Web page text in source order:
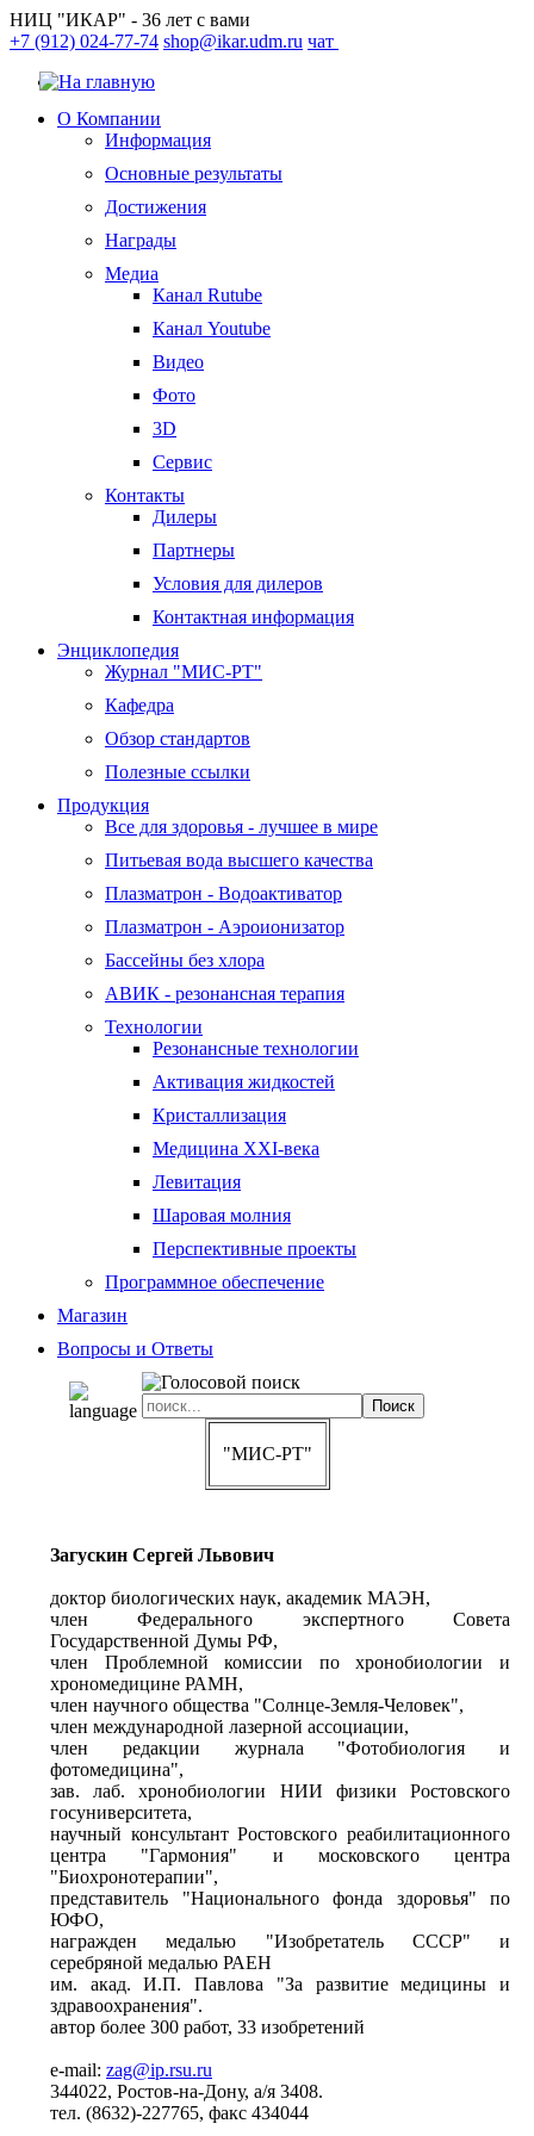
НИЦ "ИКАР" - 36 лет с вами
+7 (912) 024-77-74 shop@ikar.udm.ru чат
О Компании
Информация
Основные результаты
Достижения
Награды
Медиа
Канал Rutube
Канал Youtube
Видео
Фото
3D
Сервис
Контакты
Дилеры
Партнеры
Условия для дилеров
Контактная информация
Энциклопедия
Журнал "МИС-РТ"
Кафедра
Обзор стандартов
Полезные ссылки
Продукция
Все для здоровья - лучшее в мире
Питьевая вода высшего качества
Плазматрон - Водоактиватор
Плазматрон - Аэроионизатор
Бассейны без хлора
АВИК - резонансная терапия
Технологии
Резонансные технологии
Активация жидкостей
Кристаллизация
Медицина XXI-века
Левитация
Шаровая молния
Перспективные проекты
Программное обеспечение
Магазин
Вопросы и Ответы
"МИС-РТ"
Загускин Сергей Львович
доктор биологических наук, академик МАЭН,
член Федерального экспертного Совета
Государственной Думы РФ,
член Проблемной комиссии по хронобиологии и
хрономедицине РАМН,
член научного общества "Солнце-Земля-Человек",
член международной лазерной ассоциации,
член редакции журнала "Фотобиология и
фотомедицина",
зав. лаб. хронобиологии НИИ физики Ростовского
госуниверситета,
научный консультант Ростовского реабилитационного
центра "Гармония" и московского центра
"Биохронотерапии",
представитель "Национального фонда здоровья" по
ЮФО,
награжден медалью "Изобретатель СССР" и
серебряной медалью РАЕН
им. акад. И.П. Павлова "За развитие медицины и
здравоохранения".
автор более 300 работ, 33 изобретений
e-mail: zag@ip.rsu.ru
344022, Ростов-на-Дону, а/я 3408.
тел. (8632)-227765, факс 434044